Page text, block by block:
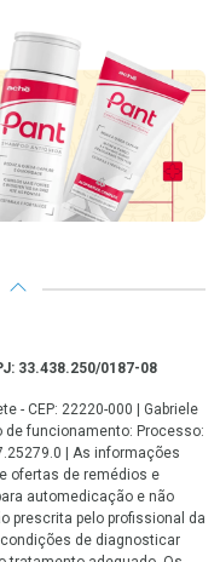
33.438.250/0187-08
- CEP: 22220-000 | Gabriele
de funcionamento: Processo:
| As informações
ofertas de remédios e
automedicação e não
prescrita pelo profissional da
de diagnosticar